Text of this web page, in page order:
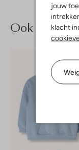
jouw
klacht
Ook iets